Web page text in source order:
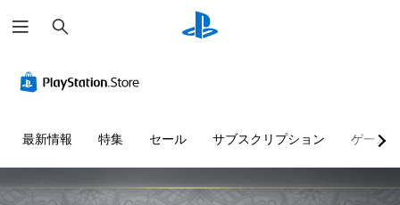
索
最新情報 特集 セール サブスクリプション ゲーム